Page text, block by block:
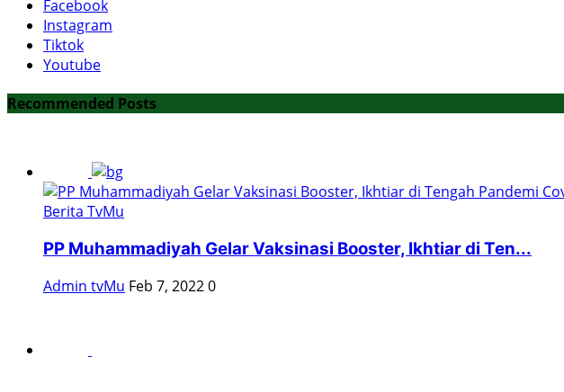
Facebook
Instagram
Tiktok
Youtube
Recommended Posts
Berita TvMu
PP Muhammadiyah Gelar Vaksinasi Booster, Ikhtiar di Ten...
Admin tvMu Feb 7, 20220